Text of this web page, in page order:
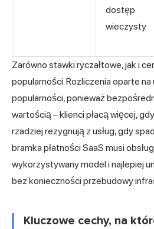
dostęp
wieczysty
Zarówno stawki ryczałtowe, jak i
popularności. Rozliczenia oparte
popularności, ponieważ
wartością – klienci płacą więcej,
rzadziej rezygnują z usług, gdy
bramka płatności SaaS musi
wykorzystywany model i najlepiej
bez konieczności przebudowy
Kluczowe cechy, na